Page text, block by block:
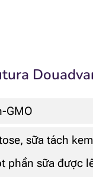
GMO
sữa tách
phần sữa được